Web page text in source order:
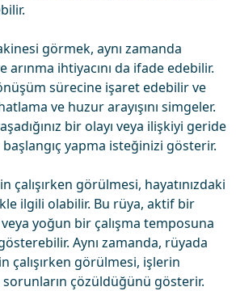
görmek, aynı zamanda
ihtiyacını da ifade edebilir.
sürecine işaret edebilir ve
ve huzur arayışını simgeler.
bir olayı veya ilişkiyi geride
yapma isteğinizi gösterir.
çalışırken görülmesi, hayatınızdaki
ilgili olabilir. Bu rüya, aktif bir
yoğun bir çalışma temposuna
Aynı zamanda, rüyada
çalışırken görülmesi, işlerin
çözüldüğünü gösterir.